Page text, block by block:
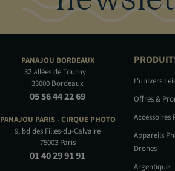
PANAJOU BORDEAUX
32 allées de Tourny
33000 Bordeaux
05 56 44 22 69
PANAJOU PARIS -CIRQUE PHOTO
9, bd des Filles-du-Calvaire
75003 Paris
01 40 29 91 91
L'univers
Offres &
Accessoires
Appareils
Drones
Argentique